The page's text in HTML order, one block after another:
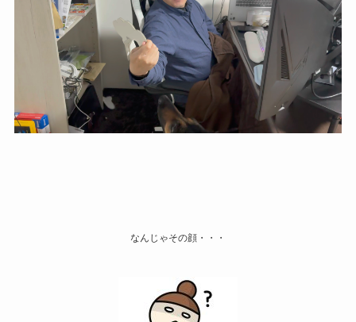
なんじゃその顔・・・